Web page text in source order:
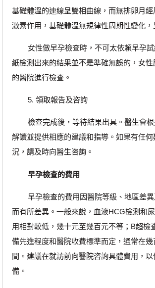
基礎體溫的連線呈雙相曲線，而無排卵月
激素作用，基礎體溫無規律性周期性變化，
女性做早孕檢查時，不可太依賴早孕試
紙檢測出來的結果並不是準確無誤的，女
的醫院進行檢查。
5. 領取報告及咨詢
檢查完成後，等待結果出具。醫生會根
解讀並提供相應的建議和指導。如果有任
況，請及時向醫生咨詢。
早孕檢查的費用
早孕檢查的費用因醫院等級、地區差異
而有所差異。一般來說，血液HCG檢測和
用相對較低，幾十元至幾百元不等；B超檢
備先進程度和醫院收費標準而定，通常在幾
間。建議在就訪前向醫院咨詢具體費用，
備。